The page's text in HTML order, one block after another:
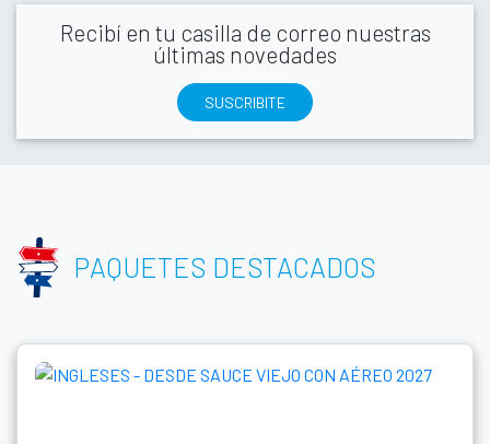
Recibí en tu casilla de correo nuestras
últimas novedades
SUSCRIBITE
PAQUETES DESTACADOS